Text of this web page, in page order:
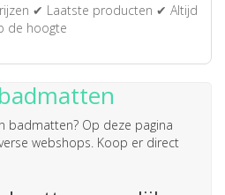
✔ Laatste producten ✔ Altijd
de hoogte
badmatten? Op deze pagina
webshops. Koop er direct